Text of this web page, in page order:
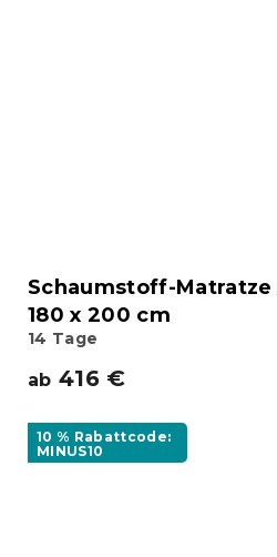
Schaumstoff-Matratze
180 x 200 cm
14 Tage
ab 416 €
10 % Rabattcode:
MINUS10